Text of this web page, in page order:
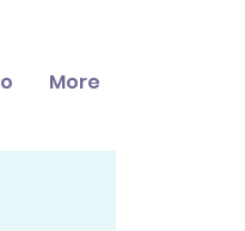
More